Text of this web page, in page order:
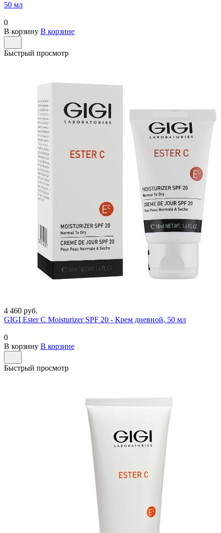
50 мл
0
В корзину В корзине
Быстрый просмотр
4 460 руб.
GIGI Ester C Moisturizer SPF 20 - Крем дневной, 50 мл
0
В корзину В корзине
Быстрый просмотр